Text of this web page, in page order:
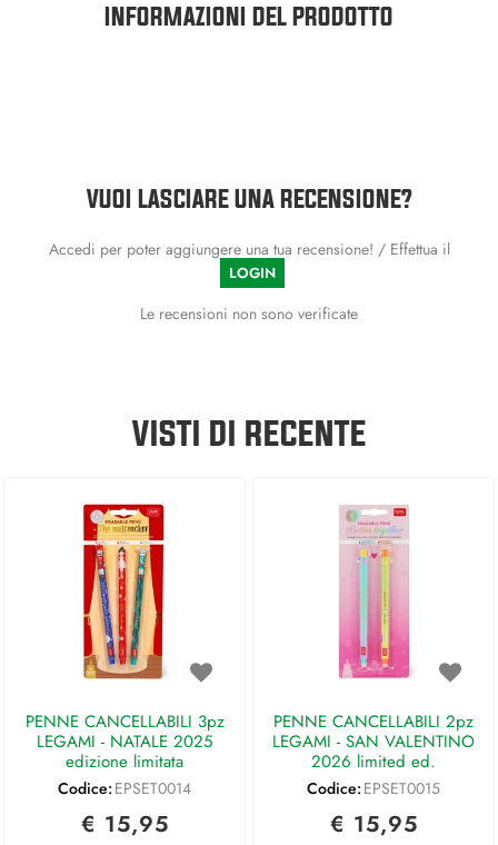
INFORMAZIONI DEL PRODOTTO
VUOI LASCIARE UNA RECENSIONE?
Accedi per poter aggiungere una tua recensione! / Effettua il
LOGIN
Le recensioni non sono verificate
VISTI DI RECENTE
PENNE CANCELLABILI 3pz
LEGAMI - NATALE 2025
edizione limitata
Codice: EPSET0014
€ 15,95
PENNE CANCELLABILI 2pz
LEGAMI - SAN VALENTINO
2026 limited ed.
Codice: EPSET0015
€ 15,95